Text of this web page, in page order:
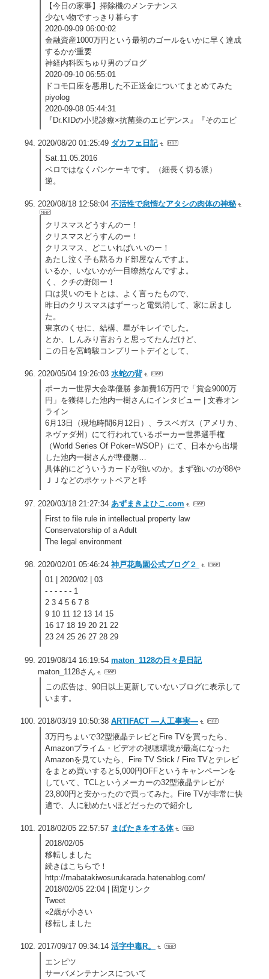
【今日の家事】掃除機のメンテナンス
少ない物ですっきり暮らす
2020-09-09 06:00:02
金融資産1000万円という最初のゴールをいかに早く達成
するかが重要
神経内科医ちゅり男のブログ
2020-09-10 06:55:01
ドコモ口座を悪用した不正送金についてまとめてみた
piyolog
2020-09-08 05:44:31
『Dr.KIDの小児診療×抗菌薬のエビデンス』『そのエビ
2020/08/20 01:25:49 ダカフェ日記
Sat.11.05.2016
ベロではなくパンケーキです。（細長く切る派）
逆。
2020/08/18 12:58:04 不活性で怠惰なアタシの肉体の神秘
クリスマスどうすんのー！
クリスマスどうすんのー！
クリスマス、どこいればいいのー！
あたし泣く子も黙るカド部屋なんですよ。
いるか、いないかが一目瞭然なんですよ。
く、クチの野郎ー！
口は災いのモトとは、よく言ったもので、
昨日のクリスマスはずーっと電気消して、家に居まし
た。
東京のくせに、結構、星がキレイでした。
とか、しんみり言おうと思ってたんだけど、
この日を宮崎駿コンプリートデイとして、
2020/05/04 19:26:03 水蛇の背
ポーカー世界大会準優勝 参加費16万円で「賞金9000万
円」を獲得した池内一樹さんにインタビュー | 文春オン
ライン
6月13日（現地時間6月12日）、ラスベガス（アメリカ、
ネヴァダ州）にて行われているポーカー世界選手権
（World Series Of Poker=WSOP）にて、日本から出場
した池内一樹さんが準優勝…
具体的にどういうカードが強いのか。まず強いのが88や
ＪＪなどのポケットペアと呼
2020/03/18 21:27:34 あずまきよひこ.com
First to file rule in intellectual property law
Conservatorship of a Adult
The legal environment
2020/02/01 05:46:24 神戸花鳥園公式ブログ２
01 | 2020/02 | 03
- - - - - - 1
2 3 4 5 6 7 8
9 10 11 12 13 14 15
16 17 18 19 20 21 22
23 24 25 26 27 28 29
2019/08/14 16:19:54 maton_1128の日々是日記
maton_1128さん
この広告は、90日以上更新していないブログに表示して
います。
2018/03/19 10:50:38 ARTIFACT ―人工事実―
3万円ちょいで32型液晶テレビとFire TVを買ったら、
Amazonプライム・ビデオの視聴環境が最高になった
Amazonを見ていたら、Fire TV Stick / Fire TVとテレビ
をまとめ買いすると5,000円OFFというキャンペーンを
していて、TCLというメーカーの32型液晶テレビが
23,800円と安かったので買ってみた。Fire TVが非常に快
適で、人に勧めたいほどだったので紹介し
2018/02/05 22:57:57 まばたきをする体
2018/02/05
移転しました
続きはこちらで！
http://mabatakiwosurukarada.hatenablog.com/
2018/02/05 22:04 | 固定リンク
Tweet
«2歳が小さい
移転しました
2017/09/17 09:34:14 活字中毒R。
エンピツ
サーバメンテナンスについて